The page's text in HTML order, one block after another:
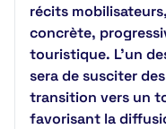
récits
concrète,
touristique. L’un
sera de susciter
transition vers un
favorisant la